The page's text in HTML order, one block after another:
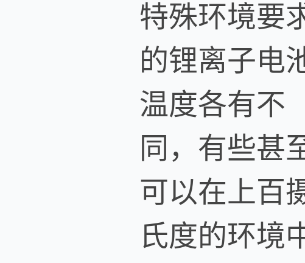
特殊环境要
的锂离子电
温度各有不
同，有些甚
可以在上百
氏度的环境